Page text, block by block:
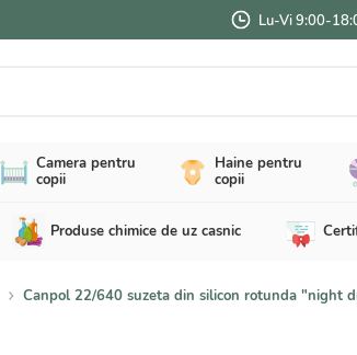
Lu-Vi 9:00-
Camera pentru
copii
Haine pentru
copii
Produse chimice de uz casnic
Canpol 22/640 suzeta din silicon rotunda "night